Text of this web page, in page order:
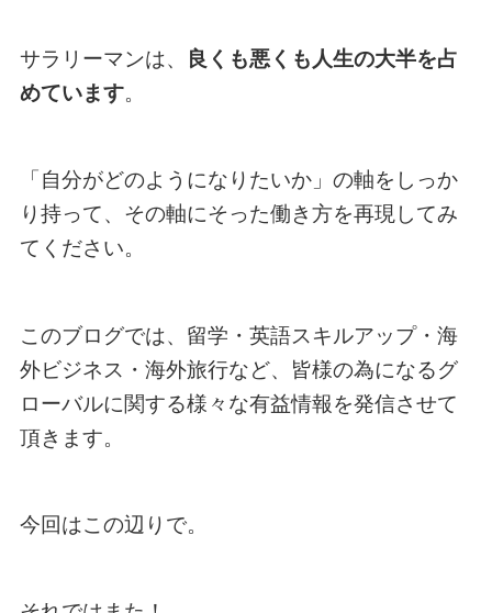
サラリーマンは、
良くも悪くも人生の大半を占
めています。
「自分がどのようになりたいか」の軸をしっか
り持って、その軸にそった働き方を再現してみ
てください。
このブログでは、留学・英語スキルアップ・海
外ビジネス・海外旅行など、皆様の為になるグ
ローバルに関する様々な有益情報を発信させて
頂きます。
今回はこの辺りで。